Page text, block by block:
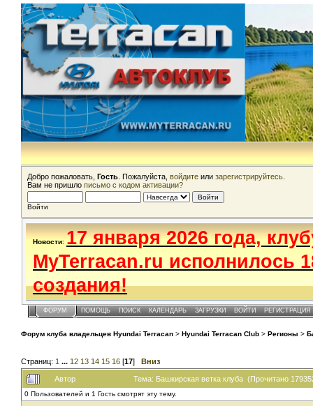
Добро пожаловать, Гость . Пожалуйста, войдите или зарегистрируйтесь
Вам не пришло письмо с кодом активации?
Войти
Новости: 17 января 2026 года,
MyTerracan.ru исполнилось
создания!
ФОРУМ ПОМОЩЬ ПОИСК КАЛЕНДАРЬ ЗАГРУЗКИ ВОЙТИ РЕГИСТРАЦИЯ
Форум клуба владельцев Hyundai Terracan > Hyundai Terracan Club > Регионы >
Страниц: 1 ... 12 13 14 15 16 [17] Вниз
Автор Тема: Башкирская ветка клуба (Прочитано
0 Пользователей и 1 Гость смотрят эту тему.